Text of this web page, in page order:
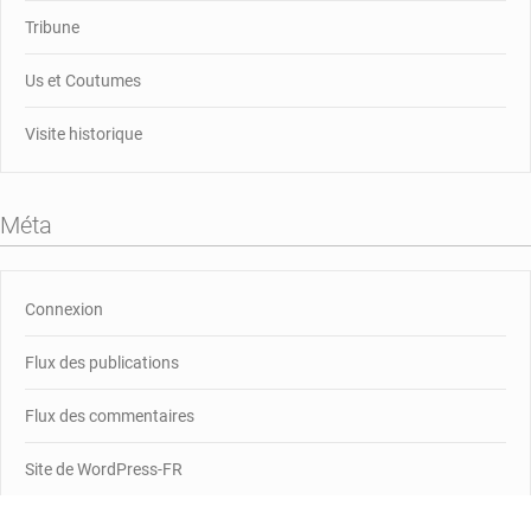
Tribune
Us et Coutumes
Visite historique
Méta
Connexion
Flux des publications
Flux des commentaires
Site de WordPress-FR